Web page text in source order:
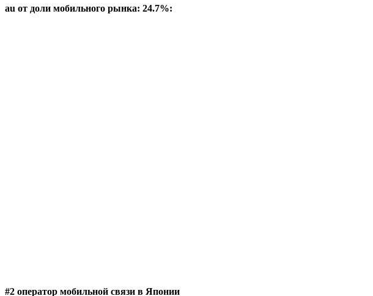
au от доли мобильного рынка: 24.7%:
#2 оператор мобильной связи в Японии